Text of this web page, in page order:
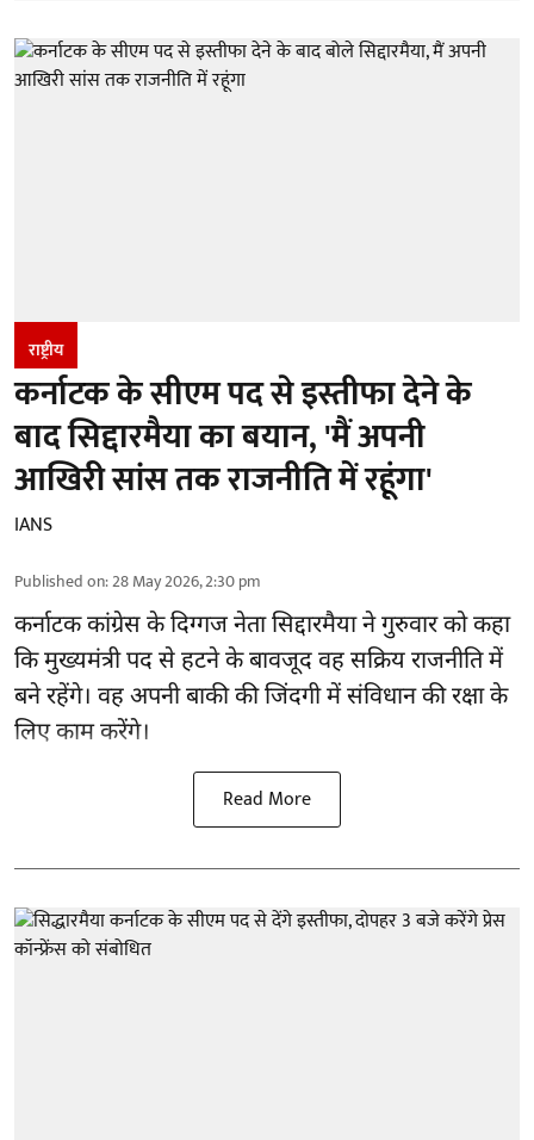
राष्ट्रीय
कर्नाटक के सीएम पद से इस्तीफा देने के
बाद सिद्दारमैया का बयान, 'मैं अपनी
आखिरी सांस तक राजनीति में रहूंगा'
IANS
Published on:28 May 2026, 2:30 pm
कर्नाटक कांग्रेस के दिग्गज नेता सिद्दारमैया ने गुरुवार को कहा
कि मुख्यमंत्री पद से हटने के बावजूद वह सक्रिय राजनीति में
बने रहेंगे। वह अपनी बाकी की जिंदगी में संविधान की रक्षा के
लिए काम करेंगे।
Read More